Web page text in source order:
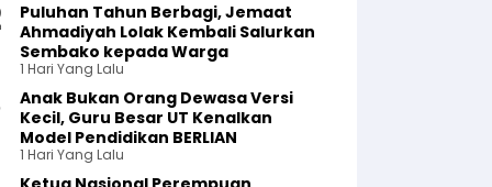
Puluhan Tahun Berbagi, Jemaat
Ahmadiyah Lolak Kembali Salurkan
Sembako kepada Warga
1 Hari Yang Lalu
Anak Bukan Orang Dewasa Versi
Kecil, Guru Besar UT Kenalkan
Model Pendidikan BERLIAN
1 Hari Yang Lalu